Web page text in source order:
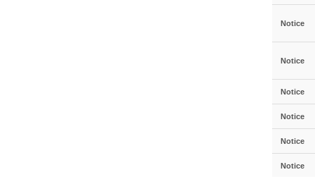
Notice
Notice
Notice
Notice
Notice
Notice